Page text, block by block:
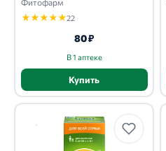
★★★★★22
80 ₽
В 1 аптеке
Купить